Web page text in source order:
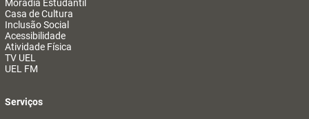
Moradia Estudantil
Casa de Cultura
Inclusão Social
Acessibilidade
Atividade Física
TV UEL
UEL FM
Serviços